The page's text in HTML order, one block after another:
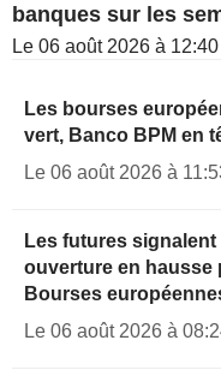
banques sur les
Le 06 août 2026 à 12:40
Les bourses
vert, Banco BPM en
Le 06 août 2026 à
Les futures signalent
ouverture en hausse
Bourses
Le 06 août 2026 à